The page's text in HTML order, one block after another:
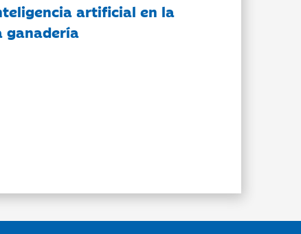
artificial en la
ganadería